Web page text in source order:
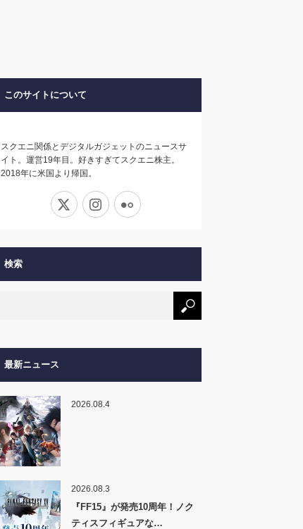
このサイトについて
スクエニ関係とデジタルガジェットのニュースサ
イト。運営19年目。好きすぎてスクエニ株主。
2018年に米国より帰国。
Instagram
検索
最新ニュース
2026.08.4
2026.08.3
『FF15』が発売10周年！ノク
ティスフィギュアな…